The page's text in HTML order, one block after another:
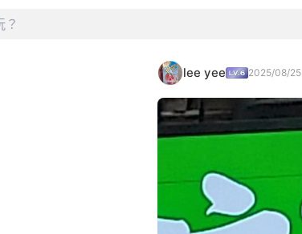
lee yee 2025/08/25